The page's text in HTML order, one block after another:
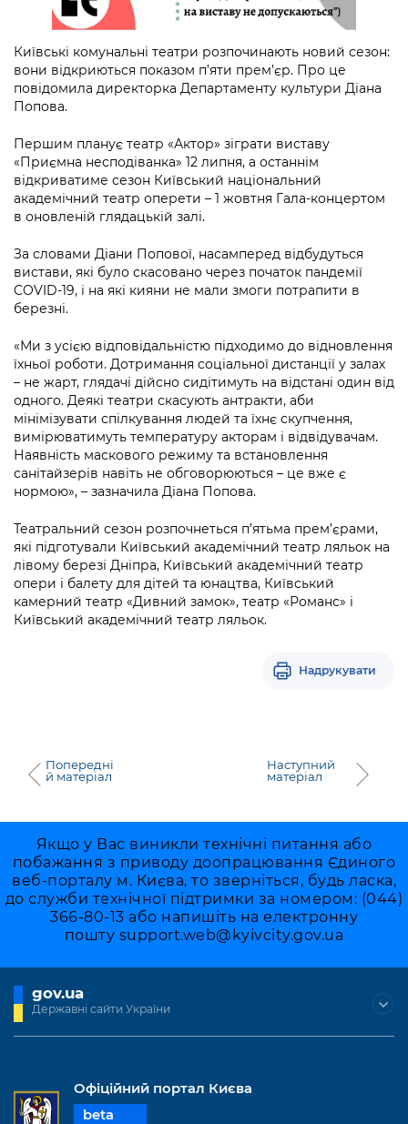
Підприємства, установи, організації
Kyiv International Relations
Річні звіти
Безбар'єрність
Київська міська військова адміністрація
Портал Захисників та Захисниць
Безбар'єрність
Портал послуг
Міський застосунок Київ Цифровий
Важливе під час воєнного стану
Уряд» – місцевий рівень»
Важливе під час воєнного стану
Про відкриті дані
Портал даних Києва
Публічні дашборди
Київські комунальні театри розпочинають новий сезон:
вони відкриються показом п’яти прем’єр. Про це
повідомила директорка Департаменту культури Діана
Попова.
Першим планує театр «Актор» зіграти виставу
«Приємна несподіванка» 12 липня, а останнім
відкриватиме сезон Київський національний
академічний театр оперети – 1 жовтня Гала-концертом
в оновленій глядацькій залі.
За словами Діани Попової, насамперед відбудуться
вистави, які було скасовано через початок пандемії
COVID-19, і на які кияни не мали змоги потрапити в
березні.
«Ми з усією відповідальністю підходимо до відновлення
їхньої роботи. Дотримання соціальної дистанції у залах
– не жарт, глядачі дійсно сидітимуть на відстані один від
одного. Деякі театри скасують антракти, аби
мінімізувати спілкування людей та їхнє скупчення,
вимірюватимуть температуру акторам і відвідувачам.
Наявність маскового режиму та встановлення
санітайзерів навіть не обговорюються – це вже є
нормою», – зазначила Діана Попова.
Театральний сезон розпочнеться п’ятьма прем’єрами,
які підготували Київський академічний театр ляльок на
лівому березі Дніпра, Київський академічний театр
опери і балету для дітей та юнацтва, Київський
камерний театр «Дивний замок», театр «Романс» і
Київський академічний театр ляльок.
Надрукувати
Попередні
й матеріал
Наступний
матеріал
Якщо у Вас виникли технічні питання або
побажання з приводу доопрацювання Єдиного
веб-порталу м. Києва, то зверніться, будь ласка,
до служби технічної підтримки за номером: (044)
366-80-13 або напишіть на електронну
пошту support.web@kyivcity.gov.ua
gov.ua
Державні сайти України
Офіційний портал Києва
beta